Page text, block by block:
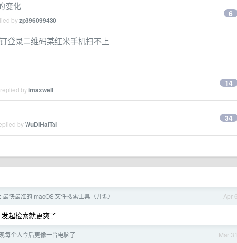
变化
byzp396099430
6
登录二维码某红米手机扫不上
byimaxwell
14
byWuDiHaiTai
34
Apr 6
快最准的 macOS 文件搜索工具（开源）
起检索就更爽了
Mar 31
每个人今后更像一台电脑了